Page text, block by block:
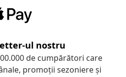
ul nostru
de cumpărători care
promoții sezoniere și